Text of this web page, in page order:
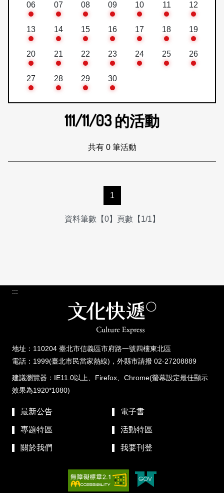
06 07 08 09 10 11 12
13 14 15 16 17 18 19
20 21 22 23 24 25 26
27 28 29 30
111/11/03的活動
共有 0 筆活動
1
資料筆數【0】頁數【1/1】
:::
地址：110204 臺北市信義區市府路一號四樓東北區
電話：1999(臺北市民當家熱線)，外縣市請撥 02-27208889
建議瀏覽器：IE11.0以上、Firefox、Chrome(螢幕設定最佳顯示
效果為1920*1080)
最新公告 電子書
專題特區 活動特區
關於我們 我要刊登